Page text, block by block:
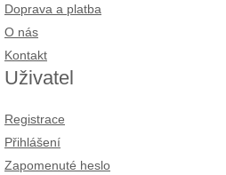
Doprava a platba
O nás
Kontakt
Uživatel
Registrace
Přihlášení
Zapomenuté heslo